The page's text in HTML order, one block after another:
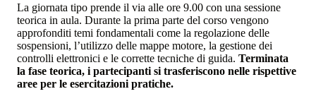
La giornata tipo prende il via alle ore 9.00 con una sessione
teorica in aula. Durante la prima parte del corso vengono
approfonditi temi fondamentali come la regolazione delle
sospensioni, l’utilizzo delle mappe motore, la gestione dei
controlli elettronici e le corrette tecniche di guida. Terminata
la fase teorica, i partecipanti si trasferiscono nelle rispettive
aree per le esercitazioni pratiche.